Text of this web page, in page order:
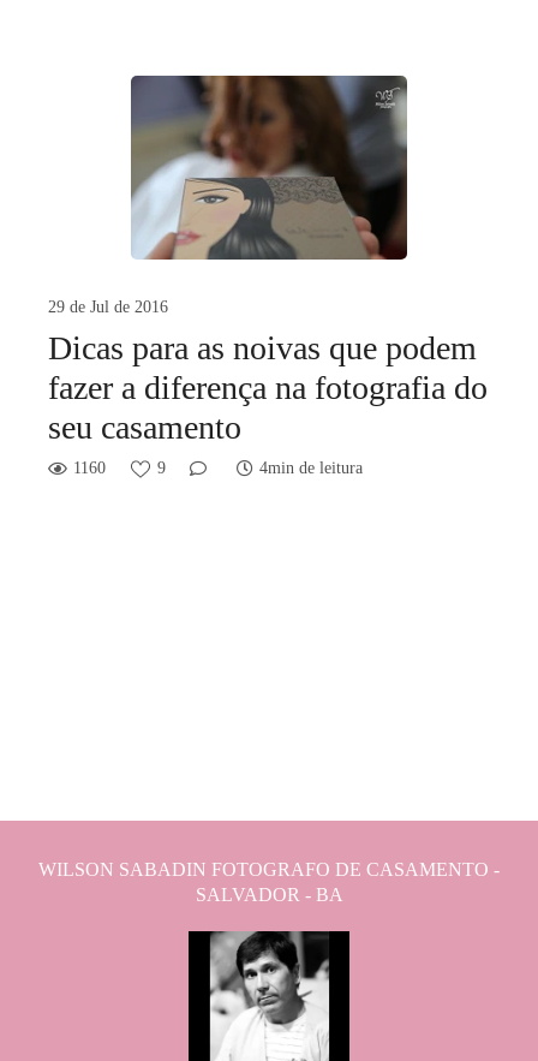
29 de Jul de 2016
Dicas para as noivas que podem
fazer a diferença na fotografia do
seu casamento
1160 9 4min de leitura
WILSON SABADIN FOTOGRAFO DE CASAMENTO -
SALVADOR - BA